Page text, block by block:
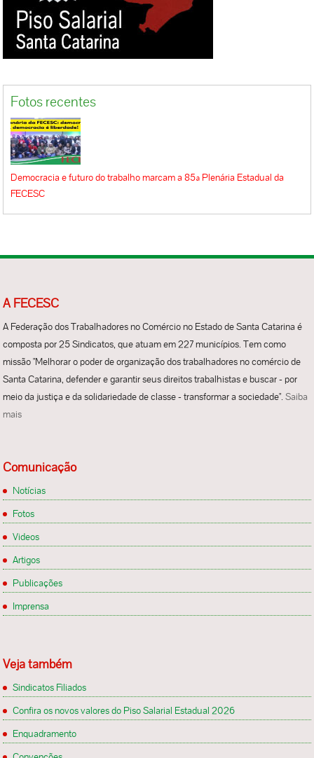
Fotos recentes
Democracia e futuro do trabalho marcam a 85ª Plenária Estadual da
FECESC
A FECESC
A Federação dos Trabalhadores no Comércio no Estado de Santa Catarina é
composta por 25 Sindicatos, que atuam em 227 municípios. Tem como
missão "Melhorar o poder de organização dos trabalhadores no comércio de
Santa Catarina, defender e garantir seus direitos trabalhistas e buscar - por
meio da justiça e da solidariedade de classe - transformar a sociedade".Saiba
mais
Comunicação
Notícias
Fotos
Videos
Artigos
Publicações
Imprensa
Veja também
Sindicatos Filiados
Confira os novos valores do Piso Salarial Estadual 2026
Enquadramento